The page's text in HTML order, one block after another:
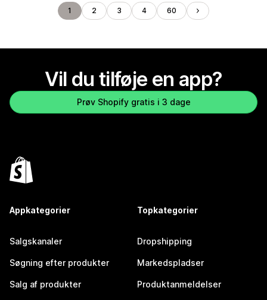
1 2 3 4 60
Vil du tilføje en app?
Prøv Shopify gratis i 3 dage
Appkategorier
Salgskanaler
Søgning efter produkter
Salg af produkter
Topkategorier
Dropshipping
Markedspladser
Produktanmeldelser